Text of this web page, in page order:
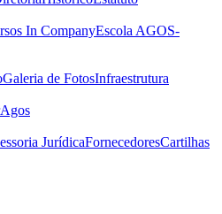
In CompanyEscola AGOS-
Galeria de FotosInfraestrutura
JurídicaFornecedoresCartilhas